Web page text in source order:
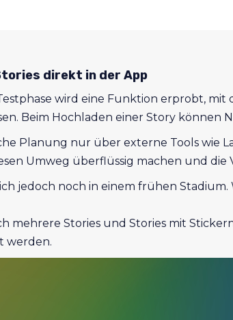
direkt in der App
wird eine Funktion erprobt,
Beim Hochladen einer Story können
Planung nur über externe Tools wie
Umweg überflüssig machen und
jedoch noch in einem frühen
mehrere Stories und Stories mit
werden.